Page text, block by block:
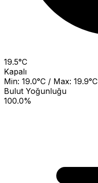
19.5°C
Kapalı
Min: 19.0°C / Max: 19.9°C
Bulut Yoğunluğu
100.0%